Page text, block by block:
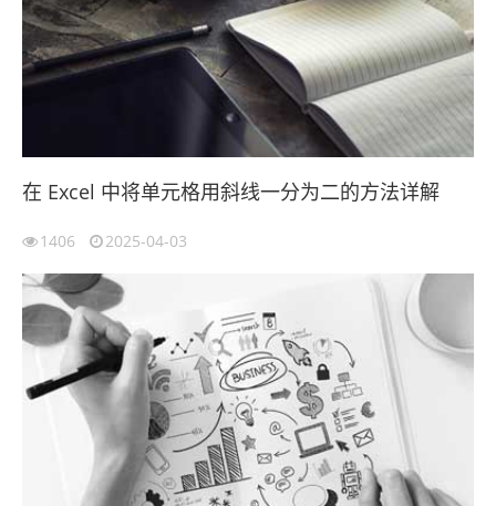
在 Excel 中将单元格用斜线一分为二的方法详解
1406 2025-04-03